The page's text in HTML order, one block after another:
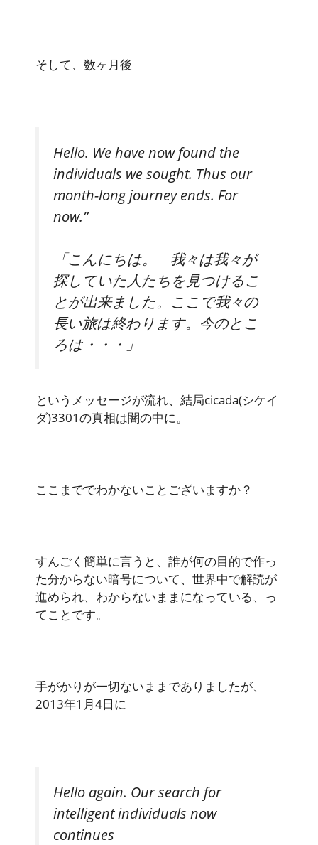
そして、数ヶ月後
Hello. We have now found the
individuals we sought. Thus our
month-long journey ends. For
now.”
「こんにちは。 我々は我々が
探していた人たちを見つけるこ
とが出来ました。ここで我々の
長い旅は終わります。今のとこ
ろは・・・」
というメッセージが流れ、結局cicada(シケイ
ダ)3301の真相は闇の中に。
ここまででわかないことございますか？
すんごく簡単に言うと、誰が何の目的で作っ
た分からない暗号について、世界中で解読が
進められ、わからないままになっている、っ
てことです。
手がかりが一切ないままでありましたが、
2013年1月4日に
Hello again. Our search for
intelligent individuals now
continues